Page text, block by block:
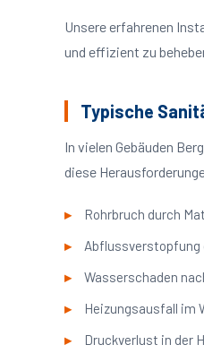
Unsere erfahrenen
und effizient zu
Typische
In vielen Gebäuden
diese
Rohrbruch durch
Abflussverstopfung
Wasserschaden
Heizungsausfall im
Druckverlust in der